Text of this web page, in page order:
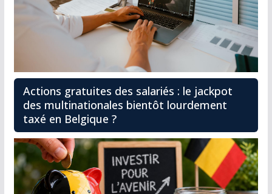
Actions gratuites des salariés : le jackpot
des multinationales bientôt lourdement
taxé en Belgique ?